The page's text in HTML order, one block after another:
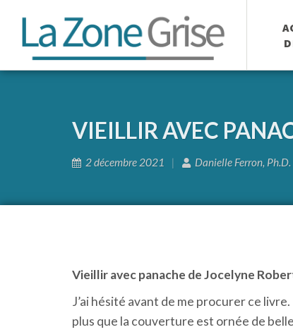
VIEILLIR AVEC
2 décembre 2021 Danielle Ferron, Ph.D.
Vieillir avec panache de Jocelyne
J’ai hésité avant de me procurer ce
plus que la couverture est ornée de